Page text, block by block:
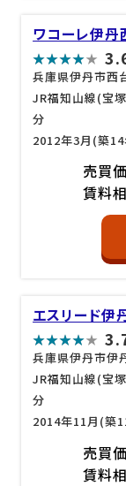
ワコーレ伊丹
兵庫県伊丹市西
JR福知山線(宝
分
2012年3月(築
売買
賃料
エスリード伊
兵庫県伊丹市伊
JR福知山線(宝
分
2014年11月(築
売買
賃料